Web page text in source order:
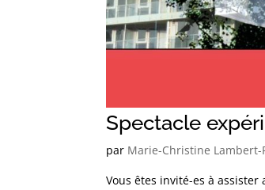
Spectacle
par Marie-Christine
Vous êtes invité-es à